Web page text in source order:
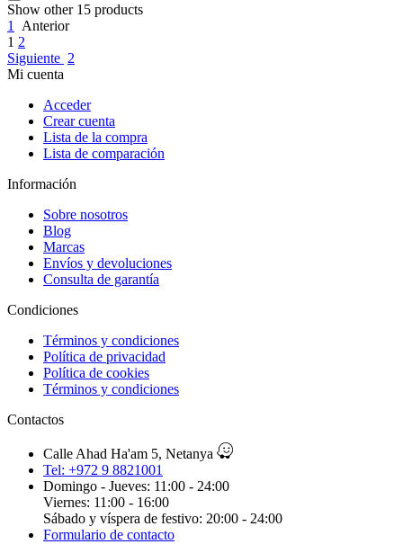
Show other 15 products
1
Anterior
1 2
Siguiente 2
Mi cuenta
Acceder
Crear cuenta
Lista de la compra
Lista de comparación
Información
Sobre nosotros
Blog
Marcas
Envíos y devoluciones
Consulta de garantía
Condiciones
Términos y condiciones
Política de privacidad
Política de cookies
Términos y condiciones
Contactos
Calle Ahad Ha'am 5, Netanya
Tel: +972 9 8821001
Domingo - Jueves: 11:00 - 24:00
Viernes: 11:00 - 16:00
Sábado y víspera de festivo: 20:00 - 24:00
Formulario de contacto